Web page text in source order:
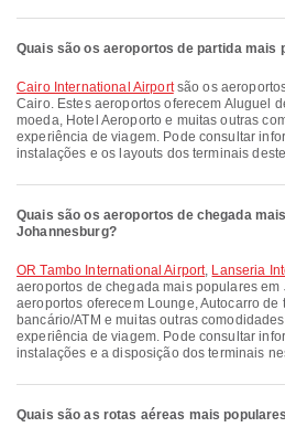
Quais são os aeroportos de partida mais
Cairo International Airportsão os
Cairo. Estes aeroportos oferecem Aluguel
moeda, Hotel Aeroporto e muitas outras
experiência de viagem. Pode consultar
instalações e os layouts dos terminais
Quais são os aeroportos de chegada
Johannesburg?
OR Tambo International Airport, Lanseria
aeroportos de chegada mais populares em
aeroportos oferecem Lounge, Autocarro de
bancário/ATM e muitas outras
experiência de viagem. Pode consultar
instalações e a disposição dos terminais
Quais são as rotas aéreas mais